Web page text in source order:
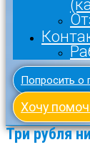
Попросить о
Хочу
Три рубля